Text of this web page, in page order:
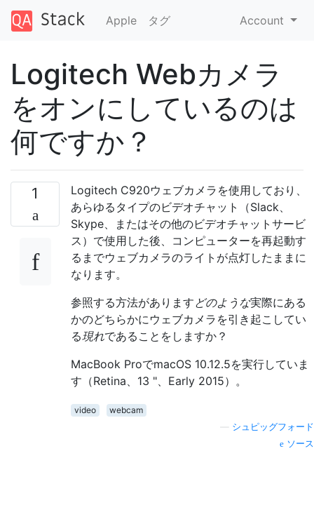
Apple タグ Account
Logitech Webカメラ
をオンにしているのは
何ですか？
1
Logitech C920ウェブカメラを使用しており、
あらゆるタイプのビデオチャット（Slack、
Skype、またはその他のビデオチャットサービ
ス）で使用した後、コンピューターを再起動す
るまでウェブカメラのライトが点灯したままに
なります。
参照する方法があります どのような実際にある
かのどちらかにウェブカメラを引き起こしてい
る現れであることをしますか？
MacBook ProでmacOS 10.12.5を実行していま
す（Retina、13 "、Early 2015）。
video
webcam
シュピッグフォード
ソース